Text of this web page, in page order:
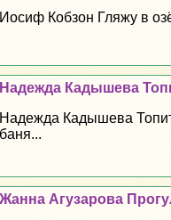
Иосиф Кобзон Гляжу в
Надежда Кадышева
Надежда Кадышева
баня...
Жанна Агузарова